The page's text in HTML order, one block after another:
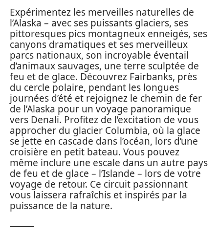
Expérimentez les merveilles naturelles de
l’Alaska – avec ses puissants glaciers, ses
pittoresques pics montagneux enneigés, ses
canyons dramatiques et ses merveilleux
parcs nationaux, son incroyable éventail
d’animaux sauvages, une terre sculptée de
feu et de glace. Découvrez Fairbanks, près
du cercle polaire, pendant les longues
journées d’été et rejoignez le chemin de fer
de l’Alaska pour un voyage panoramique
vers Denali. Profitez de l’excitation de vous
approcher du glacier Columbia, où la glace
se jette en cascade dans l’océan, lors d’une
croisière en petit bateau. Vous pouvez
même inclure une escale dans un autre pays
de feu et de glace – l’Islande – lors de votre
voyage de retour. Ce circuit passionnant
vous laissera rafraîchis et inspirés par la
puissance de la nature.